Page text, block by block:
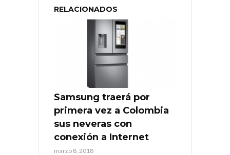
RELACIONADOS
Samsung traerá por
primera vez a Colombia
sus neveras con
conexión a Internet
marzo 8, 2018